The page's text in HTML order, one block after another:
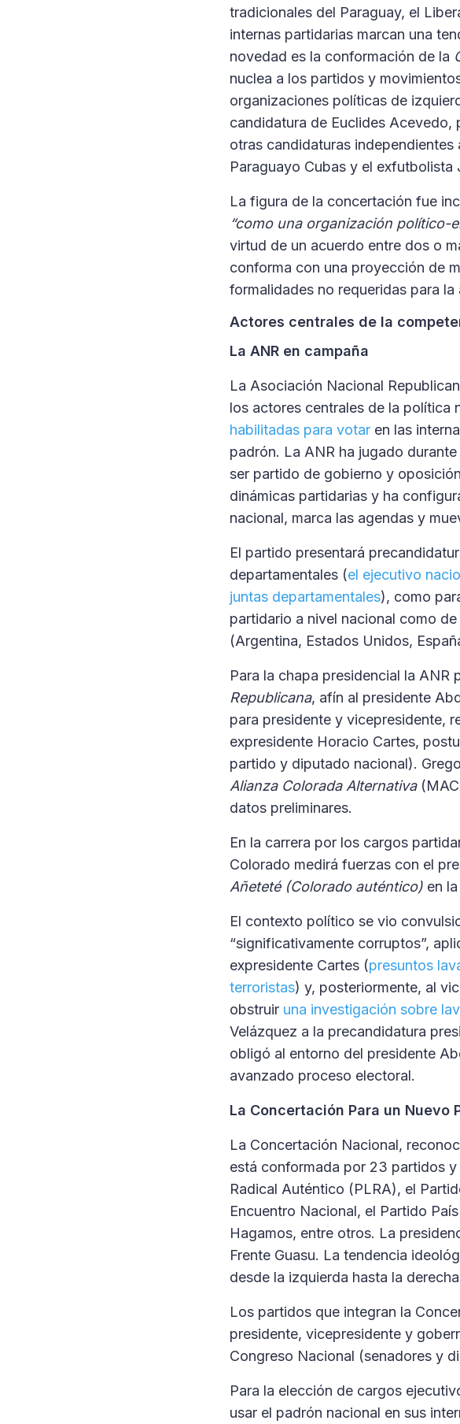
tradicionales del Paraguay, el
internas partidarias marcan una
novedad es la conformación de la
nuclea a los partidos y
organizaciones políticas de
candidatura de Euclides Acevedo,
otras candidaturas
Paraguayo Cubas y el exfutbolista
La figura de la concertación fue
“como una organización político-
virtud de un acuerdo entre dos o
conforma con una proyección de
formalidades no requeridas para la
Actores centrales de la
La ANR en campaña
La Asociación Nacional
los actores centrales de la política
habilitadas para votar en las
padrón. La ANR ha jugado
ser partido de gobierno y
dinámicas partidarias y ha
nacional, marca las agendas y
El partido presentará
departamentales (el ejecutivo
juntas departamentales), como
partidario a nivel nacional como
(Argentina, Estados Unidos,
Para la chapa presidencial la ANR
Republicana, afín al presidente
para presidente y vicepresidente,
expresidente Horacio Cartes,
partido y diputado nacional).
Alianza Colorada Alternativa
datos preliminares.
En la carrera por los cargos
Colorado medirá fuerzas con el
Añeteté (Colorado auténtico) en
El contexto político se vio
“significativamente corruptos”,
expresidente Cartes (presuntos
terroristas) y, posteriormente, al
obstruir una investigación sobre
Velázquez a la precandidatura
obligó al entorno del presidente
avanzado proceso electoral.
La Concertación Para un Nuevo
La Concertación Nacional,
está conformada por 23 partidos
Radical Auténtico (PLRA), el
Encuentro Nacional, el Partido
Hagamos, entre otros. La
Frente Guasu. La tendencia
desde la izquierda hasta la
Los partidos que integran la
presidente, vicepresidente y
Congreso Nacional (senadores y
Para la elección de cargos
usar el padrón nacional en sus